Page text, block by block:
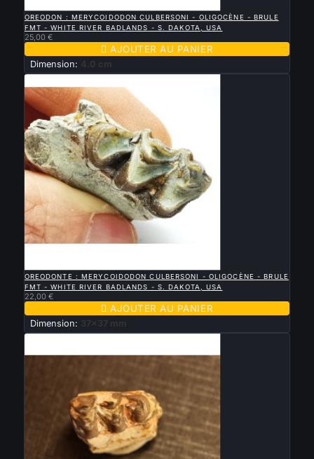
OREODON : MERYCOIDODON CULBERSONI - OLIGOCÈNE - BRULE
FMT - WHITE RIVER BADLANDS - S. DAKOTA, USA
25,00 €
 AJOUTER AU PANIER
Dimension: 4.0 cm
OREODONTE : MERYCOIDODON CULBERSONI - OLIGOCÈNE - BRULE
FMT - WHITE RIVER BADLANDS - S. DAKOTA, USA
22,00 €
 AJOUTER AU PANIER
Dimension: 37x37 mm